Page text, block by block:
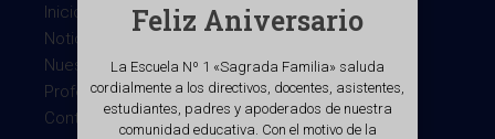
Inicio
Noticias
Nuestro colegio
Profesores
Contacto
Feliz Aniversario
La Escuela Nº 1 «Sagrada Familia» saluda
cordialmente a los directivos, docentes, asistentes,
estudiantes, padres y apoderados de nuestra
comunidad educativa. Con el motivo de la